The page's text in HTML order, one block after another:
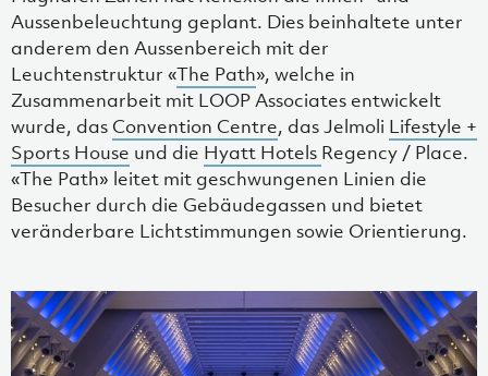
Aussenbeleuchtung geplant. Dies beinhaltete unter
anderem den Aussenbereich mit der
Leuchtenstruktur «The Path», welche in
Zusammenarbeit mit LOOP Associates entwickelt
wurde, das Convention Centre, das Jelmoli Lifestyle +
Sports House und die Hyatt Hotels Regency / Place.
«The Path» leitet mit geschwungenen Linien die
Besucher durch die Gebäudegassen und bietet
veränderbare Lichtstimmungen sowie Orientierung.